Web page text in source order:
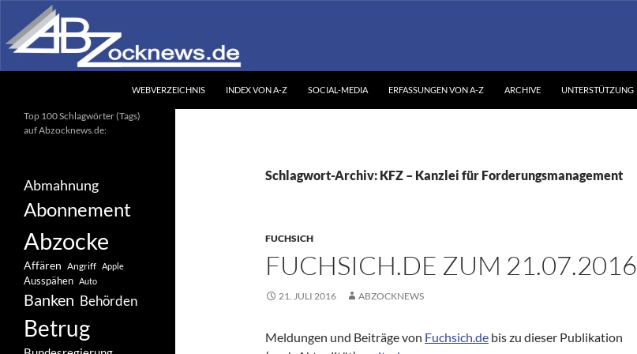
Inhalt
springen
WEBVERZEICHNIS INDEX VON A-Z SOCIAL-MEDIA ERFASSUNGEN VON A-Z ARCHIVE UNTERSTÜTZUNG
Schlagwort-Archiv: KFZ – Kanzlei für Forderungsmanagement
FUCHSICH
FUCHSICH.DE ZUM 21.07.2016
21. JULI 2016 ABZOCKNEWS
Meldungen und Beiträge von Fuchsich.de bis zu dieser Publikation
Ihr unabhängiges
Informationsportal
Top 100 Schlagwörter (Tags)
auf Abzocknews.de:
Abmahnung
Abonnement
Abzocke
Affären Angriff Apple
Ausspähen Auto
Banken Behörden
Betrug